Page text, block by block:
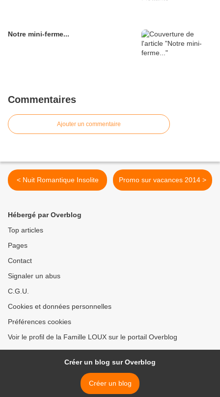
Notre mini-ferme...
Commentaires
Ajouter un commentaire
< Nuit Romantique Insolite Promo sur vacances 2014 >
Hébergé par Overblog
Top articles
Pages
Contact
Signaler un abus
C.G.U.
Cookies et données personnelles
Préférences cookies
Voir le profil de la Famille LOUX sur le portail Overblog
Créer un blog sur Overblog
Créer un blog